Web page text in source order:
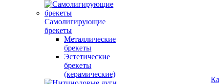
Самолигирующие
брекеты
Металлические
брекеты
Эстетические
брекеты
(керамические)